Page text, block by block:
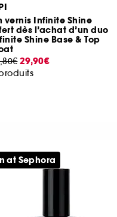
vernis Infinite Shine
dès l’achat d’un duo
Shine Base & Top
29,90€
at Sephora